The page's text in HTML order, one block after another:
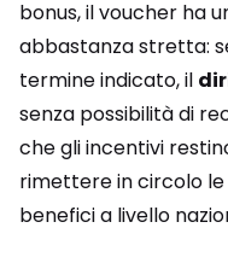
bonus, il voucher ha
abbastanza stretta:
termine indicato, il
senza possibilità di
che gli incentivi
rimettere in circolo le
benefici a livello